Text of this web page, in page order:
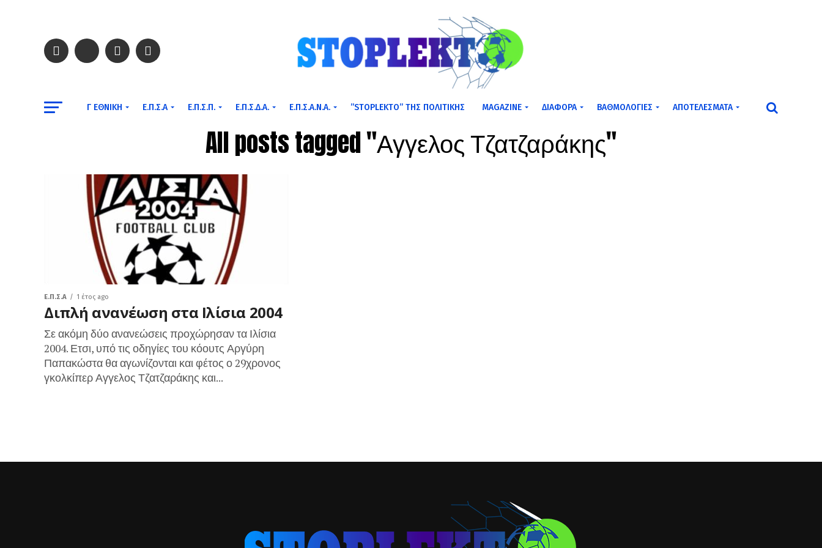
Γ ΕΘΝΙΚΉ Ε.Π.Σ.Α Ε.Π.Σ.Π. Ε.Π.Σ.Δ.Α. Ε.Π.Σ.Α.Ν.Α. ”STOPLEKTO” ΤΗΣ ΠΟΛΙΤΙΚΗΣ MAGAZINE ΔΙΆΦΟΡΑ ΒΑΘΜΟΛΟΓΊΕΣ ΑΠΟΤΕΛΈΣΜΑΤΑ
All posts tagged "Αγγελος Τζατζαράκης"
Ε.Π.Σ.Α 1 έτος ago
Διπλή ανανέωση στα Ιλίσια 2004
Σε ακόμη δύο ανανεώσεις προχώρησαν τα Ιλίσια
2004. Ετσι, υπό τις οδηγίες του κόουτς Αργύρη
Παπακώστα θα αγωνίζονται και φέτος ο 29χρονος
γκολκίπερ Αγγελος Τζατζαράκης και...